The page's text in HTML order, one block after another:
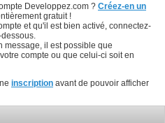
Developpez.com ? Créez-en un
gratuit !
et qu'il est bien activé, connectez-
message, il est possible que
compte ou que celui-ci soit en
inscription avant de pouvoir afficher